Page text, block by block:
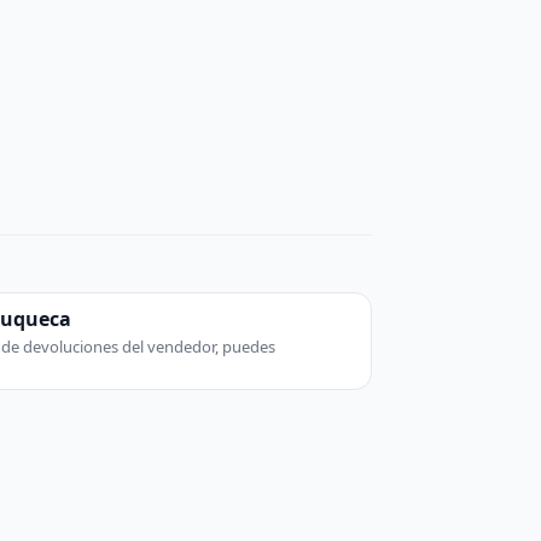
devoluciones del vendedor, puedes